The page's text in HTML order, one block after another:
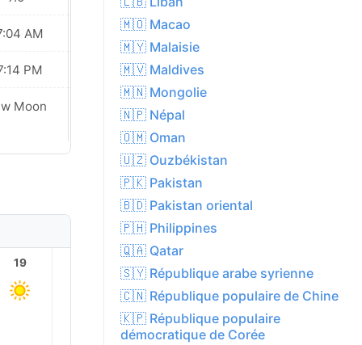
AM
PM
Moon
07:04 AM
07:14 PM
New Moon
19
🇲🇴 Macao
🇲🇾 Malaisie
🇲🇻 Maldives
🇲🇳 Mongolie
🇳🇵 Népal
🇴🇲 Oman
🇺🇿 Ouzbékistan
🇵🇰 Pakistan
🇧🇩 Pakistan oriental
🇵🇭 Philippines
🇶🇦 Qatar
🇸🇾 République arabe syrienne
🇨🇳 République populaire de Chine
🇰🇵 République populaire
démocratique de Corée